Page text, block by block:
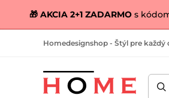
🎁 AKCIA 2+1 ZADARMO s
Homedesignshop - Štýl pre každý